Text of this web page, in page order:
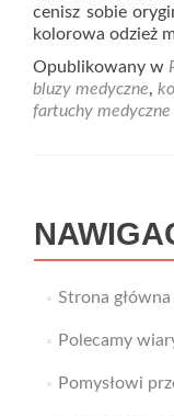
cenisz sobie
kolorowa odzież
Opublikowany w
bluzy medyczne,
fartuchy medyczne
Strona główna
Polecamy
Pomysłowi